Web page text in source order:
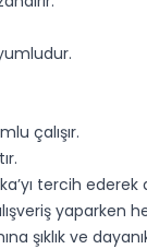
çalışır.
tercih
yaparken
şıklık ve